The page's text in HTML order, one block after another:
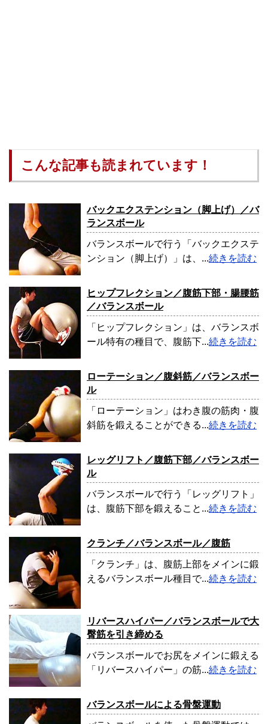
こんな記事も読まれています！
バックエクステンション（脚上げ）／バ
ランスボール
バランスボールで行う「バックエクステ
ンション（脚上げ）」は、...続きを読む
ヒップフレクション／腹筋下部・腸腰筋
／バランスボール
「ヒップフレクション」は、バランスボ
ール特有の種目で、腹筋下...続きを読む
ローテーション／腹斜筋／バランスボー
ル
「ローテーション」はわき腹の筋肉・腹
斜筋を鍛えることができる...続きを読む
レッグリフト／腹筋下部／バランスボー
ル
バランスボールで行う「レッグリフト」
は、腹筋下部を鍛えること...続きを読む
クランチ／バランスボール／腹筋
「クランチ」は、腹筋上部をメインに鍛
えるバランスボール種目で...続きを読む
リバースハイパー／バランスボールで大
臀筋を引き締める
バランスボールでお尻をメインに鍛える
「リバースハイパー」の筋...続きを読む
バランスボールによる骨盤運動